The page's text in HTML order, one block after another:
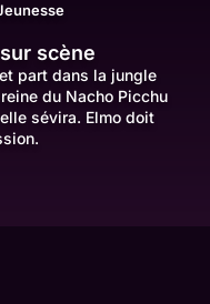
scène
part dans la jungle
du Nacho Picchu
sévira. Elmo doit